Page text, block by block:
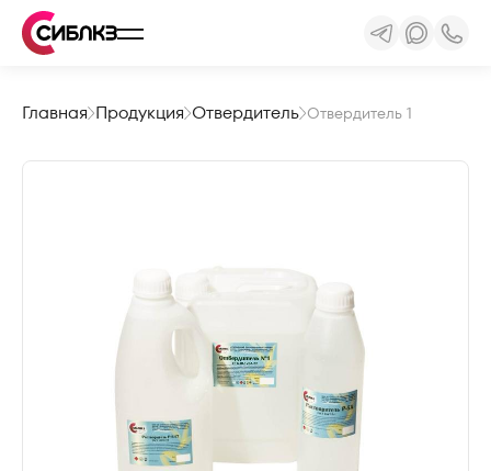
Главная Продукция Отвердитель Отвердитель 1